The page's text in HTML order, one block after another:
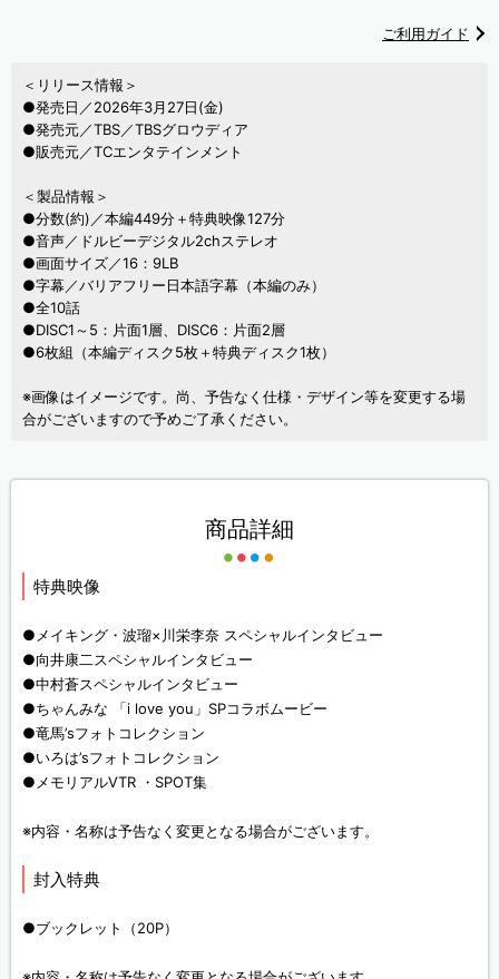
ご利用ガイド
＜リリース情報＞
●発売日／2026年3月27日(金)
●発売元／TBS／TBSグロウディア
●販売元／TCエンタテインメント
＜製品情報＞
●分数(約)／本編449分＋特典映像127分
●音声／ドルビーデジタル2chステレオ
●画面サイズ／16：9LB
●字幕／バリアフリー日本語字幕（本編のみ）
●全10話
●DISC1～5：片面1層、DISC6：片面2層
●6枚組（本編ディスク5枚＋特典ディスク1枚）
※画像はイメージです。尚、予告なく仕様・デザイン等を変更する場
合がございますので予めご了承ください。
商品詳細
特典映像
●メイキング・波瑠×川栄李奈 スペシャルインタビュー
●向井康二スペシャルインタビュー
●中村蒼スペシャルインタビュー
●ちゃんみな 「i love you」SPコラボムービー
●竜馬’sフォトコレクション
●いろは’sフォトコレクション
●メモリアルVTR ・SPOT集
※内容・名称は予告なく変更となる場合がございます。
封入特典
●ブックレット（20P）